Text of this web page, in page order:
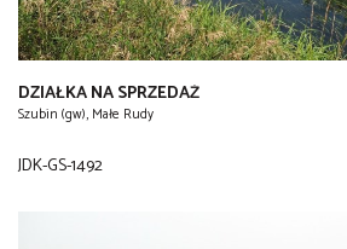
DZIAŁKA NA SPRZEDAŻ
Szubin (gw), Małe Rudy
JDK-GS-1492